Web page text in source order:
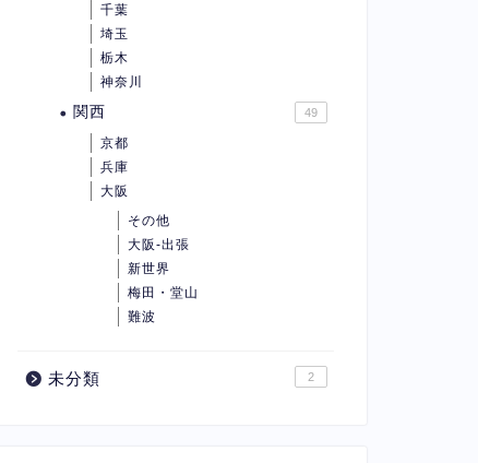
千葉
埼玉
栃木
神奈川
関西 49
京都
兵庫
大阪
その他
大阪-出張
新世界
梅田・堂山
難波
未分類 2